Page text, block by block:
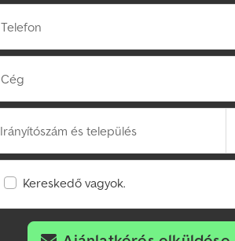
Telefon
Cég
Irányítószám és település
Kereskedő vagyok.